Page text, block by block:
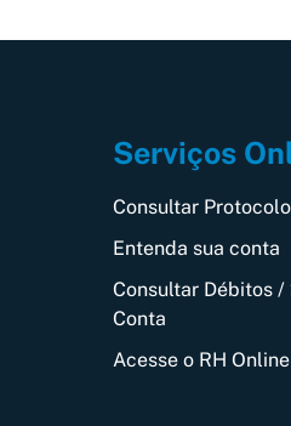
Serviços
Consultar
Entenda sua conta
Consultar Débitos /
Conta
Acesse o RH Online